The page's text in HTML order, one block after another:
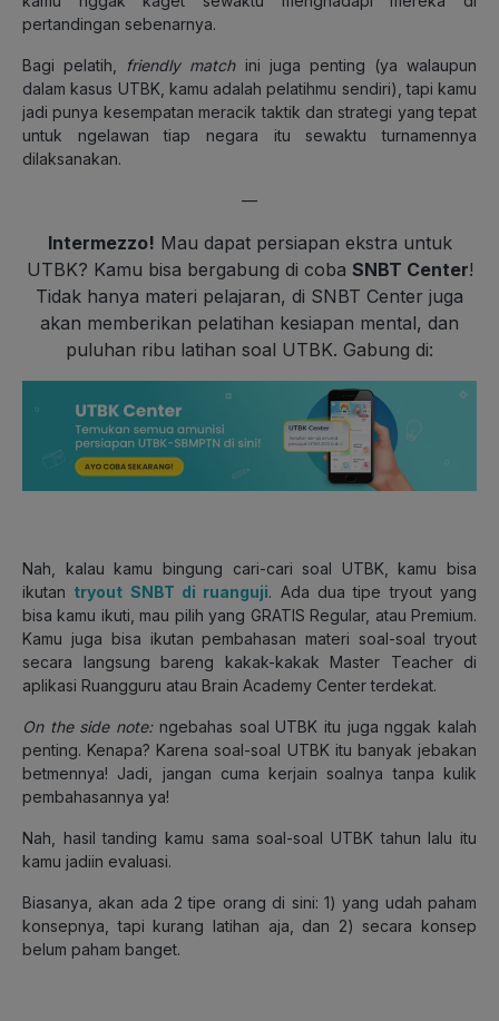
pertandingan sebenarnya.
Bagi pelatih, friendly match ini juga penting (ya walaupun
dalam kasus UTBK, kamu adalah pelatihmu sendiri), tapi kamu
jadi punya kesempatan meracik taktik dan strategi yang tepat
untuk ngelawan tiap negara itu sewaktu turnamennya
dilaksanakan.
—
Intermezzo! Mau dapat persiapan ekstra untuk
UTBK? Kamu bisa bergabung di coba SNBT Center!
Tidak hanya materi pelajaran, di SNBT Center juga
akan memberikan pelatihan kesiapan mental, dan
puluhan ribu latihan soal UTBK. Gabung di:
Nah, kalau kamu bingung cari-cari soal UTBK, kamu bisa
ikutan tryout SNBT di ruanguji. Ada dua tipe tryout yang
bisa kamu ikuti, mau pilih yang GRATIS Regular, atau Premium.
Kamu juga bisa ikutan pembahasan materi soal-soal tryout
secara langsung bareng kakak-kakak Master Teacher di
aplikasi Ruangguru atau Brain Academy Center terdekat.
On the side note: ngebahas soal UTBK itu juga nggak kalah
penting. Kenapa? Karena soal-soal UTBK itu banyak jebakan
betmennya! Jadi, jangan cuma kerjain soalnya tanpa kulik
pembahasannya ya!
Nah, hasil tanding kamu sama soal-soal UTBK tahun lalu itu
kamu jadiin evaluasi.
Biasanya, akan ada 2 tipe orang di sini: 1) yang udah paham
konsepnya, tapi kurang latihan aja, dan 2) secara konsep
belum paham banget.